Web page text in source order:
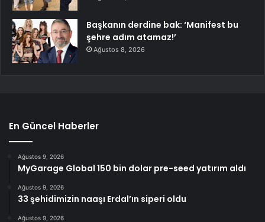
Başkanın derdine bak: ‘Manifest bu
şehre adım atamaz!’
Ağustos 8, 2026
En Güncel Haberler
Ağustos 9, 2026
MyGarage Global 150 bin dolar pre-seed yatırım aldı
Ağustos 9, 2026
33 şehidimizin naaşı Erdal’ın siperi oldu
Ağustos 9, 2026